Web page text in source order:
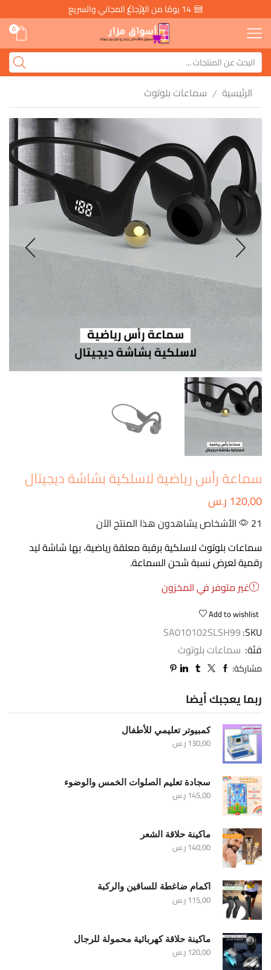
14 يومًا من الإرجاع المجاني والسريع
0
الرئيسية / سماعات بلوتوث
سماعة رأس رياضية لاسلكية بشاشة ديجيتال
120,00 ر.س
21 الأشخاص يشاهدون هذا المنتج الآن
سماعات بلوتوث لاسلكية برقبة معلقة رياضية، بها شاشة ليد
رقمية لعرض نسبة شحن السماعة.
غير متوفر في المخزون
Add to wishlist
SKU:
SA010102SLSH99
فئة: سماعات بلوتوث
مشاركة:
ربما يعجبك أيضا
كمبيوتر تعليمي للأطفال
130,00ر.س
سجادة تعليم الصلوات الخمس والوضوء
145,00ر.س
ماكينة حلاقة الشعر
140,00ر.س
اكمام ضاغطة للساقين والركبة
115,00ر.س
ماكينة حلاقة كهربائية محمولة للرجال
120,00ر.س